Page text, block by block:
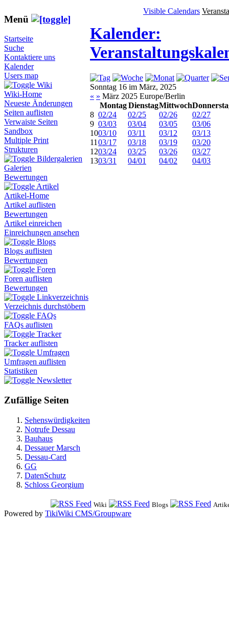
Menü
Startseite
Suche
Kontaktiere uns
Kalender
Users map
Wiki
Wiki-Home
Neueste Änderungen
Seiten auflisten
Verwaiste Seiten
Sandbox
Multiple Print
Strukturen
Bildergalerien
Galerien
Bewertungen
Artikel
Artikel-Home
Artikel auflisten
Bewertungen
Artikel einreichen
Einreichungen ansehen
Blogs
Blogs auflisten
Bewertungen
Foren
Foren auflisten
Bewertungen
Linkverzeichnis
Verzeichnis durchstöbern
FAQs
FAQs auflisten
Tracker
Tracker auflisten
Umfragen
Umfragen auflisten
Statistiken
Newsletter
Zufällige Seiten
Sehenswürdigkeiten
Notrufe Dessau
Bauhaus
Dessauer Marsch
Dessau-Card
GG
DatenSchutz
Schloss Georgium
Visible Calendars
Kalender:
Sonntag 16 im März, 2025
« » März 2025 Europe/Berlin
Montag DienstagMittwoch
8 02/24 02/25 02/26
02/27
9 03/03 03/04 03/05
03/06
1003/10 03/11 03/12
03/13
11 03/17 03/18 03/19
03/20
1203/24 03/25 03/26
03/27
1303/31 04/01 04/02 04/03
Wiki Blogs
Powered by TikiWiki CMS/Groupware